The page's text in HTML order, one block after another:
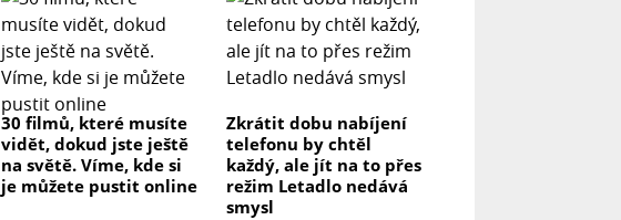
30 filmů, které musíte
vidět, dokud jste ještě
na světě. Víme, kde si
je můžete pustit online
Zkrátit dobu nabíjení
telefonu by chtěl
každý, ale jít na to přes
režim Letadlo nedává
smysl